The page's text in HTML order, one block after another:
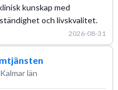
kunskap med
och livskvalitet.
2026-08-31
län